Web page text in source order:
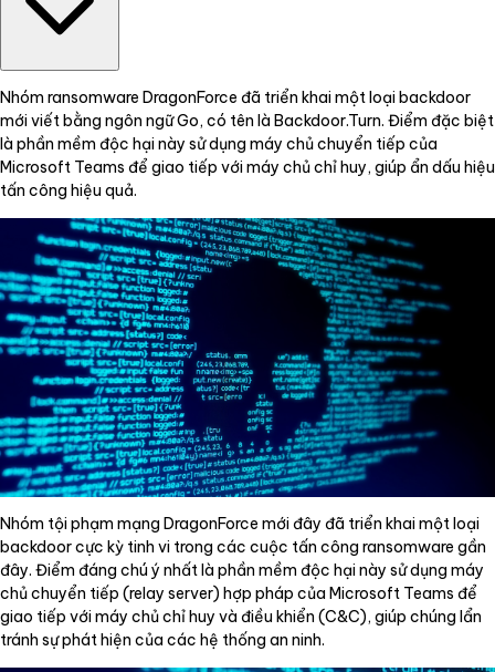
Nhóm ransomware DragonForce đã triển khai một loại backdoor
mới viết bằng ngôn ngữ Go, có tên là Backdoor.Turn. Điểm đặc biệt
là phần mềm độc hại này sử dụng máy chủ chuyển tiếp của
Microsoft Teams để giao tiếp với máy chủ chỉ huy, giúp ẩn dấu hiệu
tấn công hiệu quả.
Nhóm tội phạm mạng DragonForce mới đây đã triển khai một loại
backdoor cực kỳ tinh vi trong các cuộc tấn công ransomware gần
đây. Điểm đáng chú ý nhất là phần mềm độc hại này sử dụng máy
chủ chuyển tiếp (relay server) hợp pháp của Microsoft Teams để
giao tiếp với máy chủ chỉ huy và điều khiển (C&C), giúp chúng lẩn
tránh sự phát hiện của các hệ thống an ninh.